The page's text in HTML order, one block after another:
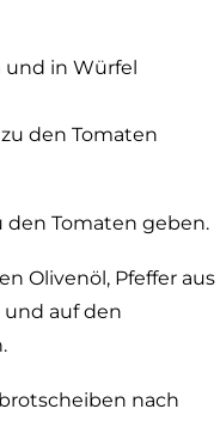
und in Würfel
den Tomaten
den Tomaten geben.
Olivenöl, Pfeffer aus
auf den
nach